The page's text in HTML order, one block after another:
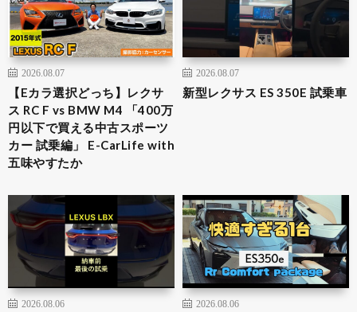
2026.08.07
【Eカラ選択どっち】レクサ
ス RC F vs BMW M4 「400万
円以下で買える中古スポーツ
カー 試乗編」 E-CarLife with
五味やすたか
2026.08.07
新型レクサス ES 350E 試乗車
2026.08.06 2026.08.06